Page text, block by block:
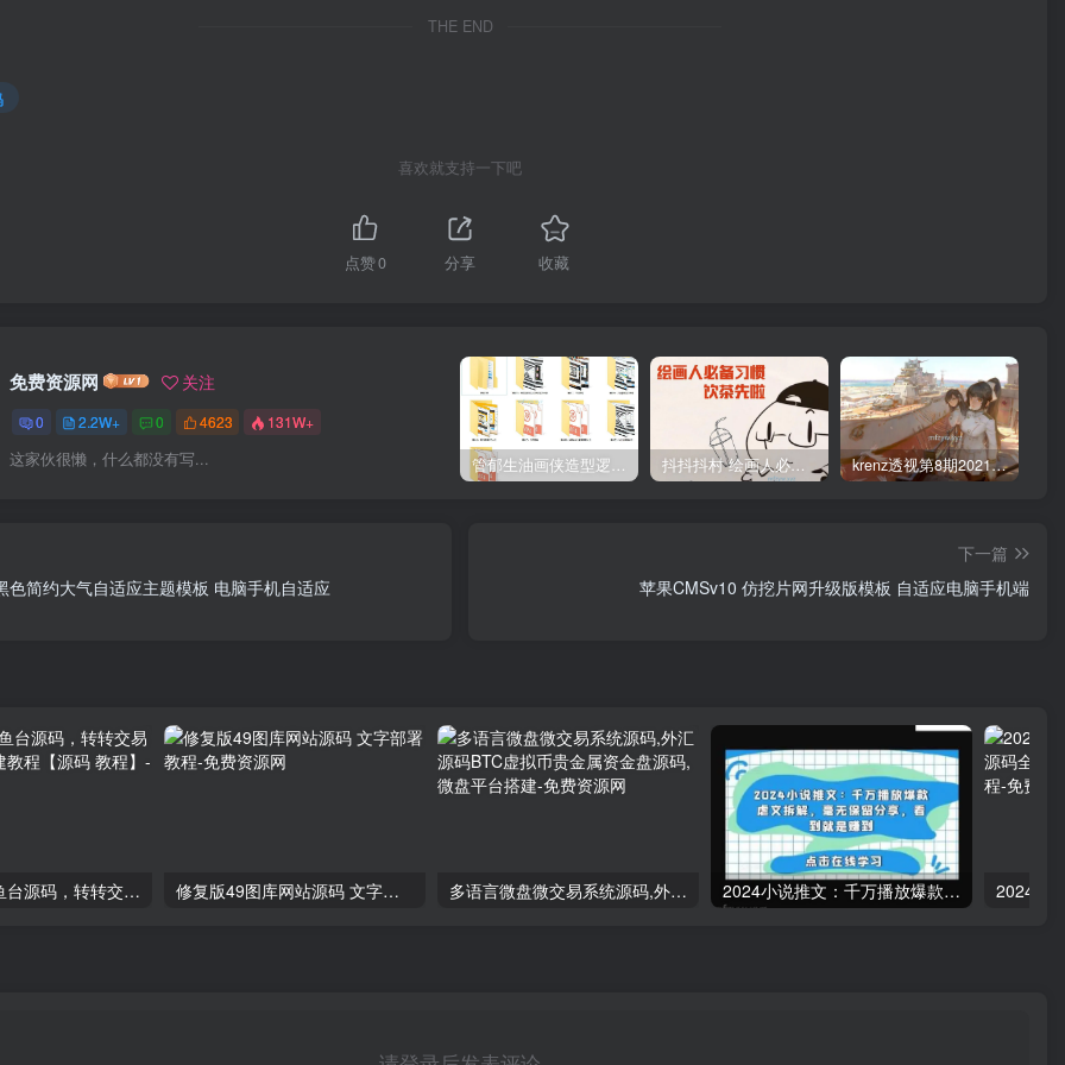
THE END
喜欢就支持一下吧
点赞0 分享 收藏
免费资源网 关注
0 2.2W+ 0 4623 131W+
这家伙很懒，什么都没有写... 管郁生油画侠造型逻辑班第一期2019年5月【高清不缺课】 抖抖抖村 绘画人必备习惯2020【画质不错】 krenz透视第8期2021年4月结课【画质高清有笔刷课件】
色简约大气自适应主题模板 电脑手机自适应
下一篇
苹果CMSv10 仿挖片网升级版模板 自适应电脑手机端
2024最新鲨鱼台源码，转转交易猫闲鱼后台搭建教程【源码 教程】 修复版49图库网站源码 文字部署教程 多语言微盘微交易系统源码,外汇源码BTC虚拟币贵金属资金盘源码,微盘平台搭建 2024小说推文：千万播放爆款虐文拆解，毫无保留分享，看到就是赚到